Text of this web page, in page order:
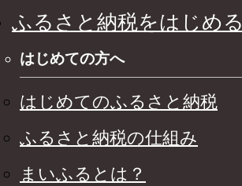
ふるさと納税をはじめる
はじめての方へ
はじめてのふるさと納税
ふるさと納税の仕組み
まいふるとは？